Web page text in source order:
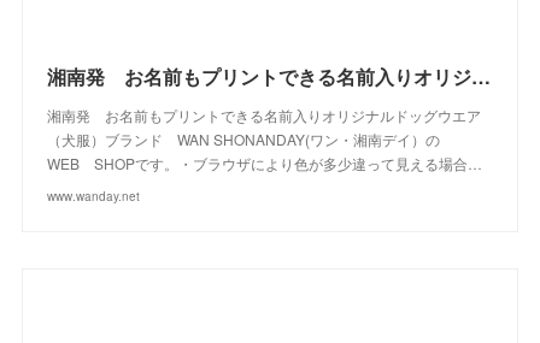
13)
(2) 湘南発 お名前もプリントできる名前入りオリジナルドッグウエアブランド WAN SHONANDAY(ワン・湘南デイ）の WEB SHOPです
湘南発 お名前もプリントできる名前入りオリジナルドッグウエア
（犬服）ブランド WAN SHONANDAY(ワン・湘南デイ）の
WEB SHOPです。・ブラウザにより色が多少違って見える場合…
www.wanday.net